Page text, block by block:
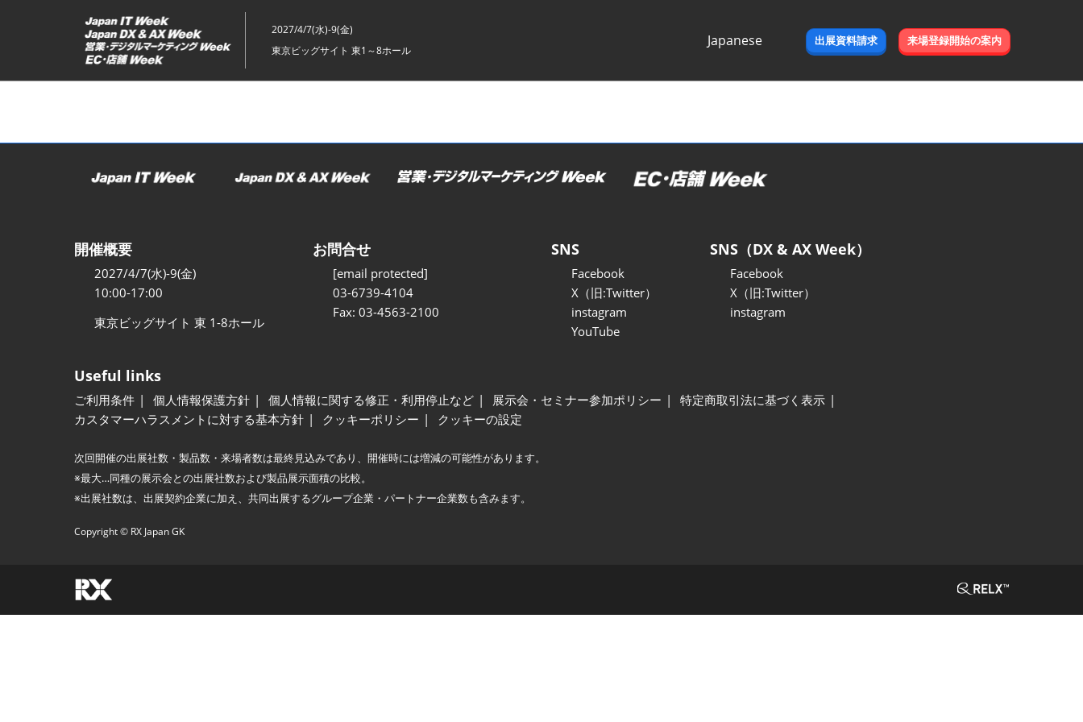
ッ
2027/4/7(水)-9(金)
東京ビッグサイト 東1～8ホール
Japanese
出展資料請求 来場登録開始の案内
開催概要
2027/4/7(水)-9(金)
10:00-17:00
東京ビッグサイト 東 1-8ホール
お問合せ
[email protected]
03-6739-4104
Fax: 03-4563-2100
SNS
Facebook
X（旧:Twitter）
instagram
YouTube
SNS（DX & AX Week）
Facebook
X（旧:Twitter）
instagram
Useful links
ご利用条件 個人情報保護方針 個人情報に関する修正・利用停止など 展示会・セミナー参加ポリシー
特定商取引法に基づく表示
カスタマーハラスメントに対する基本方針
クッキーポリシー クッキーの設定
次回開催の出展社数・製品数・来場者数は最終見込みであり、開催時には増減の可能性があります。
※最大…同種の展示会との出展社数および製品展示面積の比較。
※出展社数は、出展契約企業に加え、共同出展するグループ企業・パートナー企業数も含みます。
Copyright © RX Japan GK